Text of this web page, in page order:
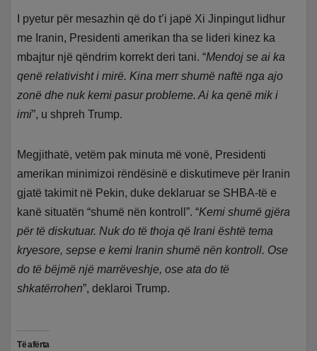
I pyetur për mesazhin që do t’i japë Xi Jinpingut lidhur
me Iranin, Presidenti amerikan tha se lideri kinez ka
mbajtur një qëndrim korrekt deri tani. “Mendoj se ai ka
qenë relativisht i mirë. Kina merr shumë naftë nga ajo
zonë dhe nuk kemi pasur probleme. Ai ka qenë mik i
imi”, u shpreh Trump.
Megjithatë, vetëm pak minuta më vonë, Presidenti
amerikan minimizoi rëndësinë e diskutimeve për Iranin
gjatë takimit në Pekin, duke deklaruar se SHBA-të e
kanë situatën “shumë nën kontroll”. “Kemi shumë gjëra
për të diskutuar. Nuk do të thoja që Irani është tema
kryesore, sepse e kemi Iranin shumë nën kontroll. Ose
do të bëjmë një marrëveshje, ose ata do të
shkatërrohen”, deklaroi Trump.
Të afërta